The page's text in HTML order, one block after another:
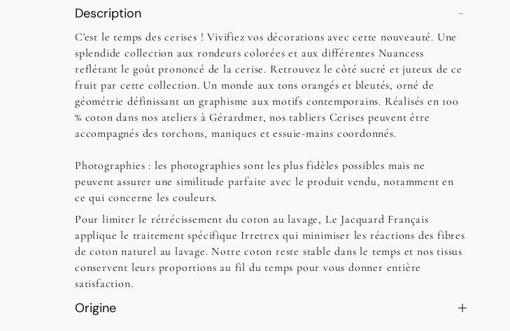
Description
C'est le temps des cerises ! Vivifiez vos décorations avec cette nouveauté. Une
splendide collection aux rondeurs colorées et aux différentes Nuancess
reflétant le goût prononcé de la cerise. Retrouvez le côté sucré et juteux de ce
fruit par cette collection. Un monde aux tons orangés et bleutés, orné de
géométrie définissant un graphisme aux motifs contemporains. Réalisés en 100
% coton dans nos ateliers à Gérardmer, nos tabliers Cerises peuvent être
accompagnés des torchons, maniques et essuie-mains coordonnés.
Photographies : les photographies sont les plus fidèles possibles mais ne
peuvent assurer une similitude parfaite avec le produit vendu, notamment en
ce qui concerne les couleurs.
Pour limiter le rétrécissement du coton au lavage, Le Jacquard Français
applique le traitement spécifique Irretrex qui minimiser les réactions des fibres
de coton naturel au lavage. Notre coton reste stable dans le temps et nos tissus
conservent leurs proportions au fil du temps pour vous donner entière
satisfaction.
Origine